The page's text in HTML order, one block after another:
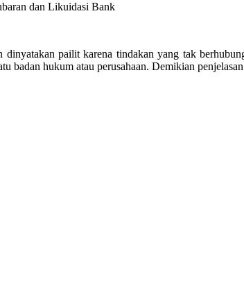
dan Likuidasi Bank
pailit karena tindakan yang tak
hukum atau perusahaan. Demikian